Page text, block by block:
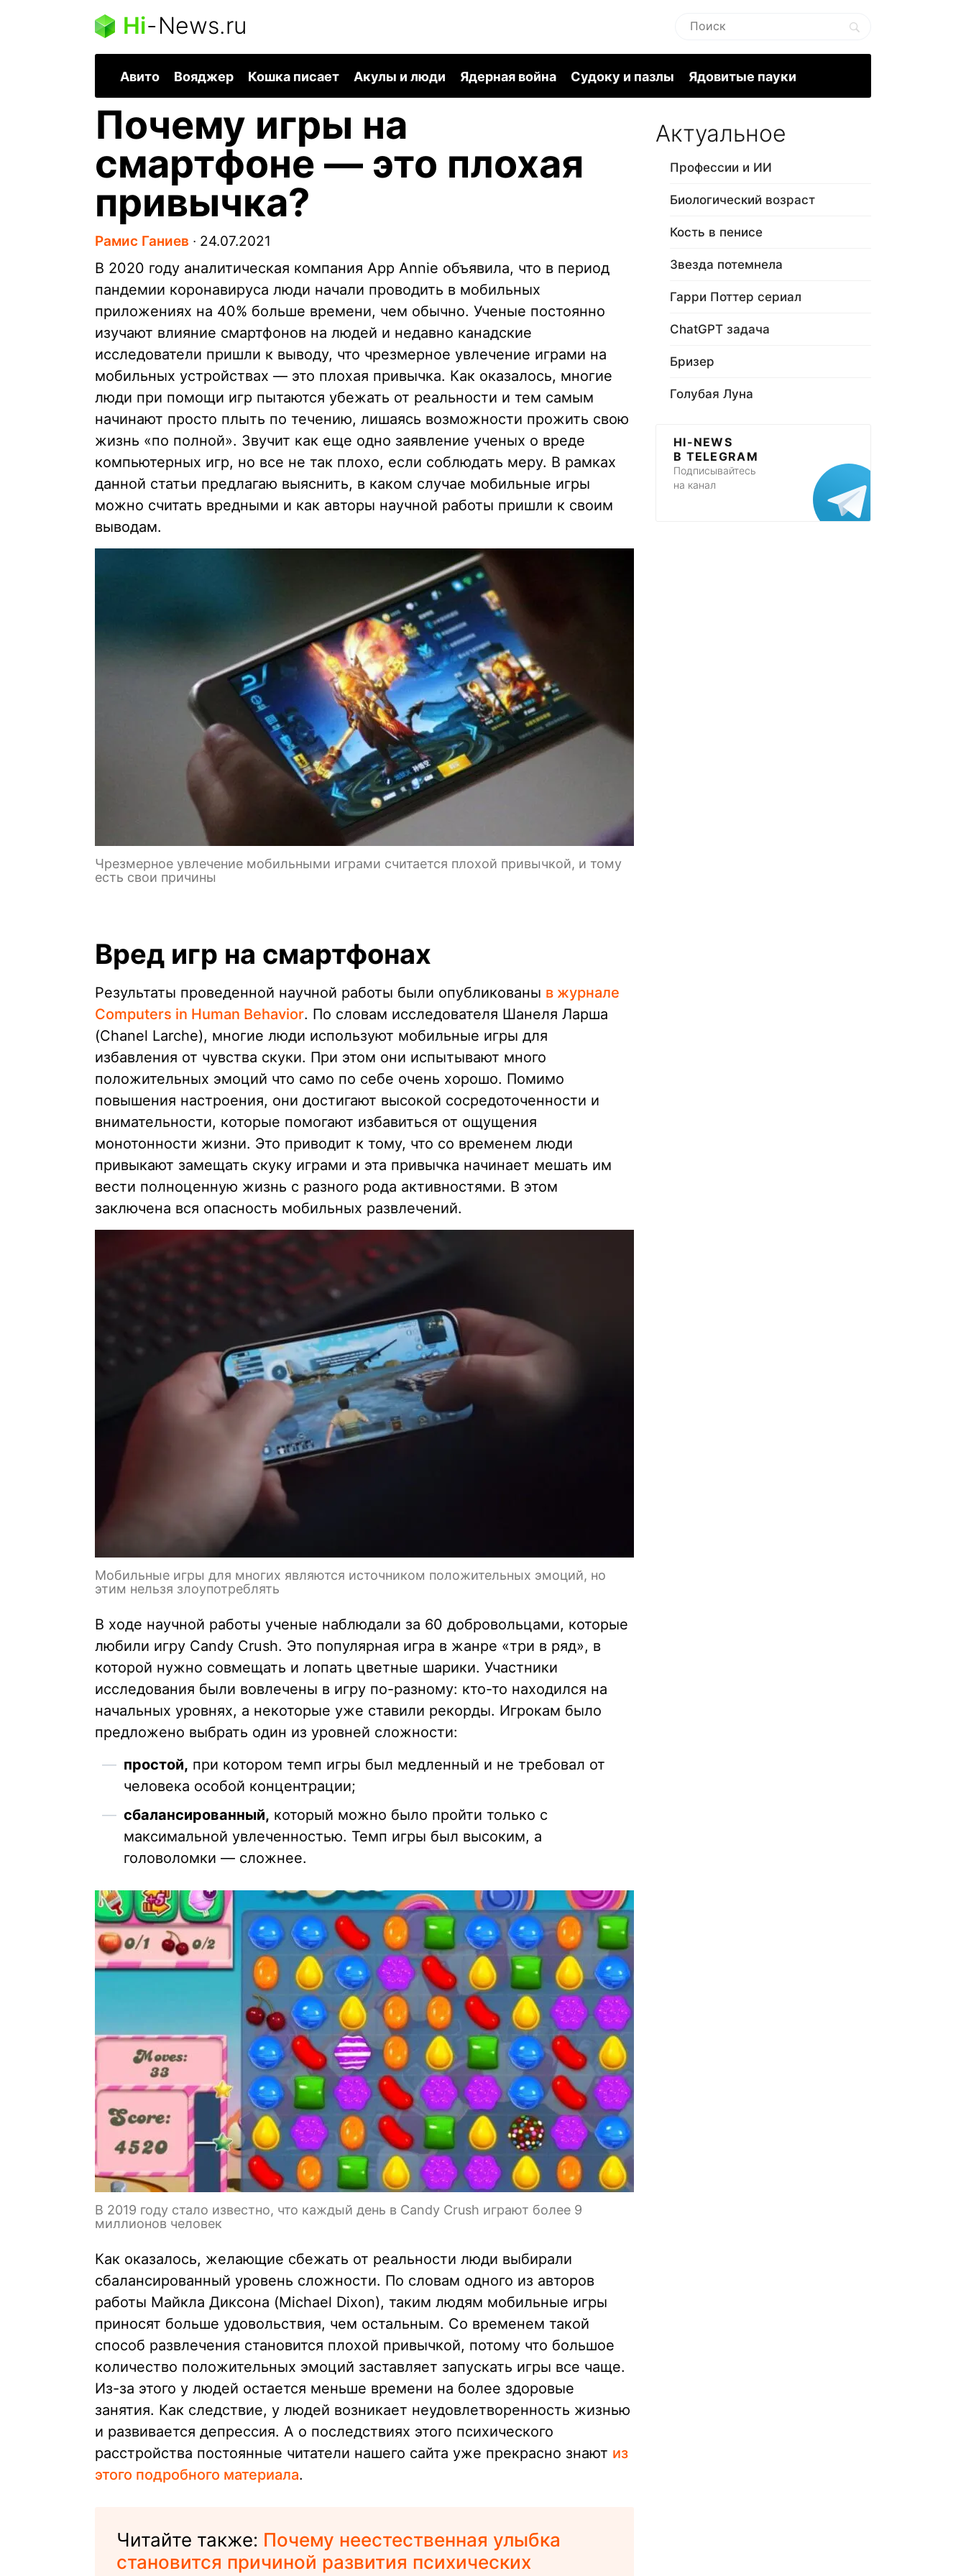
Hi-News.ru
Авито Вояджер Кошка писает Акулы и люди Ядерная война Судоку и пазлы Ядовитые пауки
Почему игры на
смартфоне — это плохая
привычка?
Рамис Ганиев ∙ 24.07.2021
В 2020 году аналитическая компания App Annie объявила, что в период
пандемии коронавируса люди начали проводить в мобильных
приложениях на 40% больше времени, чем обычно. Ученые постоянно
изучают влияние смартфонов на людей и недавно канадские
исследователи пришли к выводу, что чрезмерное увлечение играми на
мобильных устройствах — это плохая привычка. Как оказалось, многие
люди при помощи игр пытаются убежать от реальности и тем самым
начинают просто плыть по течению, лишаясь возможности прожить свою
жизнь «по полной». Звучит как еще одно заявление ученых о вреде
компьютерных игр, но все не так плохо, если соблюдать меру. В рамках
данной статьи предлагаю выяснить, в каком случае мобильные игры
можно считать вредными и как авторы научной работы пришли к своим
выводам.
Чрезмерное увлечение мобильными играми считается плохой привычкой, и тому
есть свои причины
Вред игр на смартфонах
Результаты проведенной научной работы были опубликованы в журнале
Computers in Human Behavior. По словам исследователя Шанеля Ларша
(Chanel Larche), многие люди используют мобильные игры для
избавления от чувства скуки. При этом они испытывают много
положительных эмоций что само по себе очень хорошо. Помимо
повышения настроения, они достигают высокой сосредоточенности и
внимательности, которые помогают избавиться от ощущения
монотонности жизни. Это приводит к тому, что со временем люди
привыкают замещать скуку играми и эта привычка начинает мешать им
вести полноценную жизнь с разного рода активностями. В этом
заключена вся опасность мобильных развлечений.
Мобильные игры для многих являются источником положительных эмоций, но
этим нельзя злоупотреблять
В ходе научной работы ученые наблюдали за 60 добровольцами, которые
любили игру Candy Crush. Это популярная игра в жанре «три в ряд», в
которой нужно совмещать и лопать цветные шарики. Участники
исследования были вовлечены в игру по-разному: кто-то находился на
начальных уровнях, а некоторые уже ставили рекорды. Игрокам было
предложено выбрать один из уровней сложности:
простой, при котором темп игры был медленный и не требовал от
человека особой концентрации;
сбалансированный, который можно было пройти только с
максимальной увлеченностью. Темп игры был высоким, а
головоломки — сложнее.
В 2019 году стало известно, что каждый день в Candy Crush играют более 9
миллионов человек
Как оказалось, желающие сбежать от реальности люди выбирали
сбалансированный уровень сложности. По словам одного из авторов
работы Майкла Диксона (Michael Dixon), таким людям мобильные игры
приносят больше удовольствия, чем остальным. Со временем такой
способ развлечения становится плохой привычкой, потому что большое
количество положительных эмоций заставляет запускать игры все чаще.
Из-за этого у людей остается меньше времени на более здоровые
занятия. Как следствие, у людей возникает неудовлетворенность жизнью
и развивается депрессия. А о последствиях этого психического
расстройства постоянные читатели нашего сайта уже прекрасно знают из
этого подробного материала.
Читайте также: Почему неестественная улыбка
становится причиной развития психических
Актуальное
Профессии и ИИ
Биологический возраст
Кость в пенисе
Звезда потемнела
Гарри Поттер сериал
ChatGPT задача
Бризер
Голубая Луна
HI-NEWS
В TELEGRAM
Подписывайтесь
на канал